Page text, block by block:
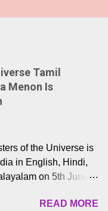
Tamil
Menon Is
of the Universe is
in English, Hindi,
on 5th June,
cult He-Man fans
READ MORE